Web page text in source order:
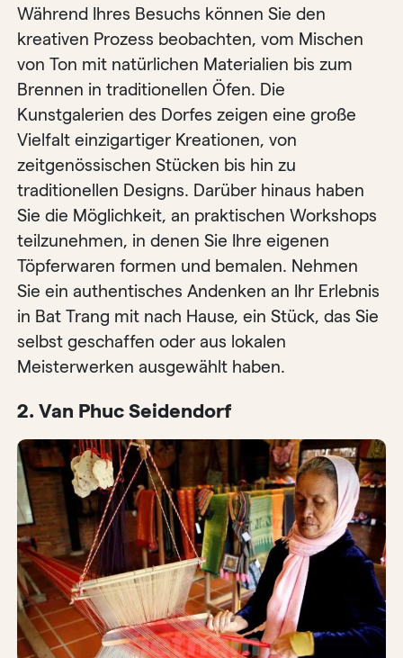
Während Ihres Besuchs können Sie den
kreativen Prozess beobachten, vom Mischen
von Ton mit natürlichen Materialien bis zum
Brennen in traditionellen Öfen. Die
Kunstgalerien des Dorfes zeigen eine große
Vielfalt einzigartiger Kreationen, von
zeitgenössischen Stücken bis hin zu
traditionellen Designs. Darüber hinaus haben
Sie die Möglichkeit, an praktischen Workshops
teilzunehmen, in denen Sie Ihre eigenen
Töpferwaren formen und bemalen. Nehmen
Sie ein authentisches Andenken an Ihr Erlebnis
in Bat Trang mit nach Hause, ein Stück, das Sie
selbst geschaffen oder aus lokalen
Meisterwerken ausgewählt haben.
2. Van Phuc Seidendorf